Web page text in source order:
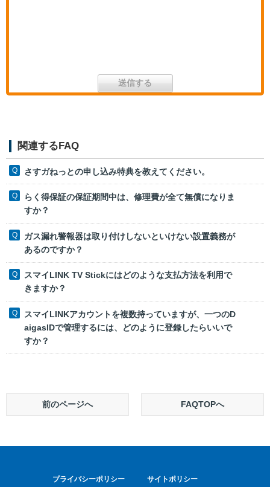
関連するFAQ
さすガねっとの申し込み特典を教えてください。
らく得保証の保証期間中は、修理費が全て無償になりま
すか？
ガス漏れ警報器は取り付けしないといけない設置義務が
あるのですか？
スマイLINK TV Stickにはどのような支払方法を利用で
きますか？
スマイLINKアカウントを複数持っていますが、一つのD
aigasIDで管理するには、どのように登録したらいいで
すか？
前のページへ FAQTOPへ
プライバシーポリシー サイトポリシー